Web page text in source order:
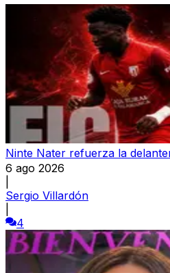
Ninte Nater refuerza la
6 ago 2026
Sergio Villardón
4